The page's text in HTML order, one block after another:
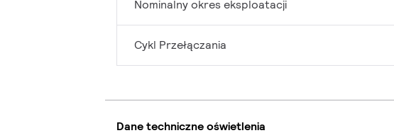
Nominalny okres eksploatacji
Cykl Przełączania
Dane techniczne oświetlenia